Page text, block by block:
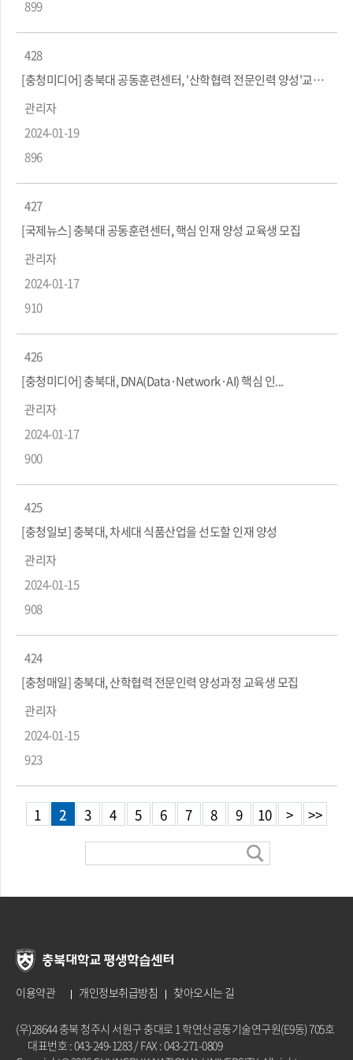
899
428
[충청미디어] 충북대 공동훈련센터, '산학협력 전문인력 양성'교육생 ...
관리자
2024-01-19
896
427
[국제뉴스] 충북대 공동훈련센터, 핵심 인재 양성 교육생 모집
관리자
2024-01-17
910
426
[충청미디어] 충북대, DNA(Data·Network·AI) 핵심 인...
관리자
2024-01-17
900
425
[충청일보] 충북대, 차세대 식품산업을 선도할 인재 양성
관리자
2024-01-15
908
424
[충청매일] 충북대, 산학협력 전문인력 양성과정 교육생 모집
관리자
2024-01-15
923
1 2 3 4 5 6 7 8 9 10 > >>
이용약관 개인정보취급방침 찾아오시는 길
(우)28644 충북 청주시 서원구 충대로 1 학연산공동기술연구원(E9동) 705호
대표번호 : 043-249-1283 / FAX : 043-271-0809